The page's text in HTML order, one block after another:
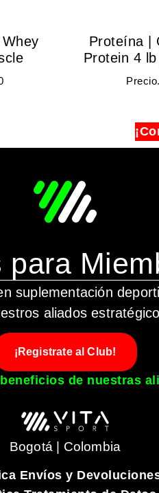
Proteína |
Protein 4
suplementación
aliados
¡Registrate al Club!
de nuestras
Bogotá | Colombia
Envíos y